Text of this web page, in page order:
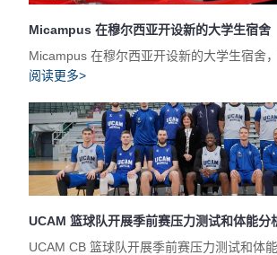
Micampus 在穆尔西亚开设新的大学生宿舍
Micampus 在穆尔西亚开设新的大学生宿舍
阅读更多>
UCAM 篮球队开展季前赛压力测试和体能分
UCAM CB 篮球队开展季前赛压力测试和体